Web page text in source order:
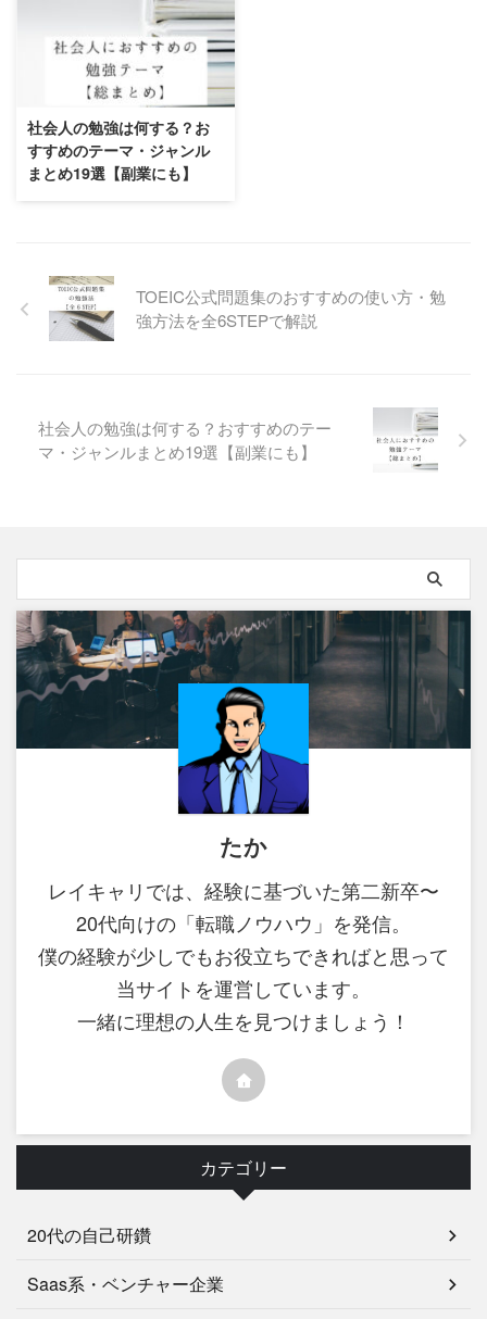
社会人の勉強は何する？お
すすめのテーマ・ジャンル
まとめ19選【副業にも】
TOEIC公式問題集のおすすめの使い方・勉
強方法を全6STEPで解説
社会人の勉強は何する？おすすめのテー
マ・ジャンルまとめ19選【副業にも】
たか
レイキャリでは、経験に基づいた第二新卒〜
20代向けの「転職ノウハウ」を発信。
僕の経験が少しでもお役立ちできればと思って
当サイトを運営しています。
一緒に理想の人生を見つけましょう！
カテゴリー
20代の自己研鑽
Saas系・ベンチャー企業